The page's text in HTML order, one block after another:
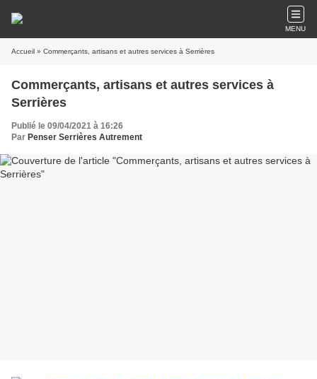
MENU
Accueil » Commerçants, artisans et autres services à Serrières
Commerçants, artisans et autres services à
Serrières
Publié le 09/04/2021 à 16:26
Par Penser Serrières Autrement